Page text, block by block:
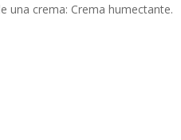
una crema: Crema humectante.